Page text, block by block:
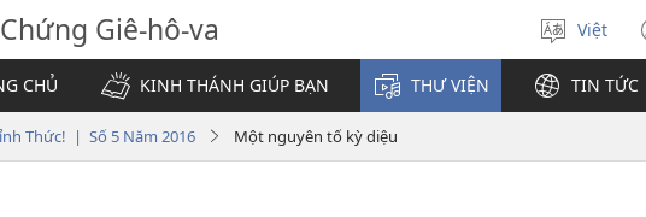
Giê-hô-va
Chọn
ngôn
ngữ
Việt
CHỦ
KINH THÁNH GIÚP BẠN THƯ VIỆN TIN TỨC
Thức! | Số 5 Năm 2016 Một nguyên tố kỳ diệu